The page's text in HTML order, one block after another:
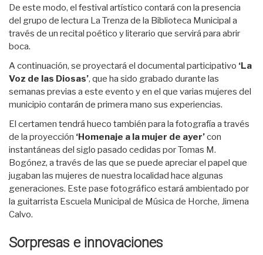
De este modo, el festival artístico contará con la presencia
del grupo de lectura La Trenza de la Biblioteca Municipal a
través de un recital poético y literario que servirá para abrir
boca.
A continuación, se proyectará el documental participativo ‘La
Voz de las Diosas’, que ha sido grabado durante las
semanas previas a este evento y en el que varias mujeres del
municipio contarán de primera mano sus experiencias.
El certamen tendrá hueco también para la fotografía a través
de la proyección ‘Homenaje a la mujer de ayer’con
instantáneas del siglo pasado cedidas por Tomas M.
Bogónez, a través de las que se puede apreciar el papel que
jugaban las mujeres de nuestra localidad hace algunas
generaciones. Este pase fotográfico estará ambientado por
la guitarrista Escuela Municipal de Música de Horche, Jimena
Calvo.
Sorpresas e innovaciones